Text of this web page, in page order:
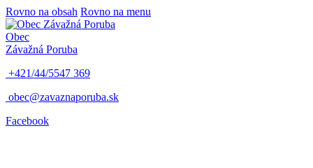
Rovno na obsah Rovno na menu
Obec
Závažná Poruba
+421/44/5547 369
obec@zavaznaporuba.sk
Facebook